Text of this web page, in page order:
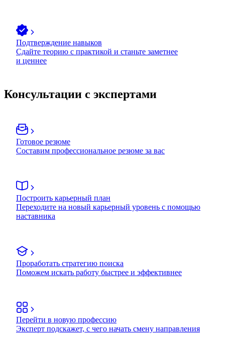
Подтверждение навыков
Сдайте теорию с практикой и станьте заметнее
и ценнее
Консультации с экспертами
Готовое резюме
Составим профессиональное резюме за вас
Построить карьерный план
Переходите на новый карьерный уровень с помощью
наставника
Проработать стратегию поиска
Поможем искать работу быстрее и эффективнее
Перейти в новую профессию
Эксперт подскажет, с чего начать смену направления